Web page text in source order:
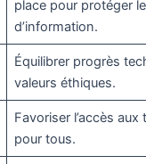
place pour protéger
d’information.
Équilibrer progrès
valeurs éthiques.
Favoriser l’accès
pour tous.